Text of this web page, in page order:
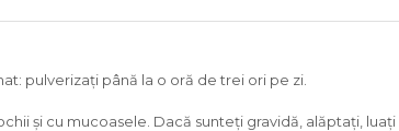
pulverizați până la o oră de trei ori pe zi.
și cu mucoasele. Dacă sunteţi gravidă, alăptaţi,